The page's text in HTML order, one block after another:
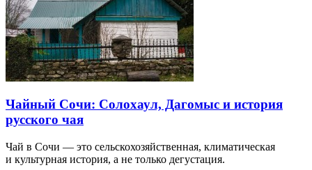
Чайный Сочи: Солохаул, Дагомыс и история
русского чая
Чай в Сочи — это сельскохозяйственная, климатическая
и культурная история, а не только дегустация.